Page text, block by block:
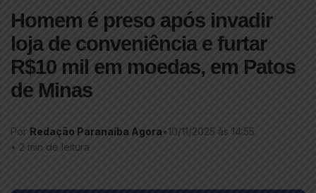
Homem é preso após invadir
loja de conveniência e furtar
R$10 mil em moedas, em Patos
de Minas
Por Redação Paranaíba Agora•10/11/2025 às 14:55
• 2 min de leitura